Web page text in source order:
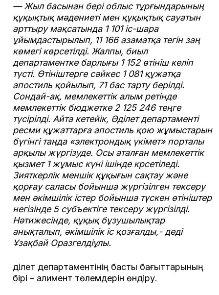
— Жыл басынан бері облыс тұрғындарының
құқықтық мәдениеті мен құқықтық сауатын
арттыру мақсатында 1 101 іс-шара
ұйымдастырылып, 11 166 азаматқа тегін заң
көмегі көрсетілді. Жалпы, биыл
департаментке барлығы 1 152 өтініш келіп
түсті. Өтініштерге сәйкес 1 081 құжатқа
апостиль қойылып, 71 бас тарту берілді.
Сондай-ақ, мемлекеттік алым ретінде
мемлекеттік бюджетке 2 125 246 теңге
түсірілді. Айта кетейік, Әділет департаменті
ресми құжаттарға апостиль қою жұмыстарын
бүгінгі таңда «электрондық үкімет» порталы
арқылы жүргізуде. Осы аталған мемлекеттік
қызмет 1 жұмыс күні ішінде крсетіледі.
Зияткерлік меншік құқығын сақтау және
қорғау саласы бойынша жүргізілген тексеру
мен әкімшілік істер бойынша түскен өтініштер
негізінде 5 субъектіге тексеру жүргізілді.
Нәтижесінде, құқық бұзушылықтар
анықталып, әкімшілік іс қозғалды,- деді
Ұзақбай Оразгелдіұлы.
Әділет департаментінің басты бағыттарының
бірі – алимент төлемдерін өндіру.